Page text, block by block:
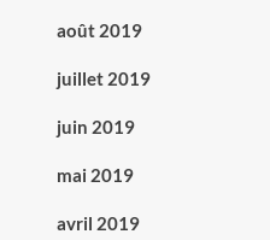
août 2019
juillet 2019
juin 2019
mai 2019
avril 2019